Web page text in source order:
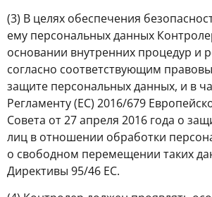
(3) В целях обеспечения
ему персональных данных
основании внутренних процедур и
согласно соответствующим
защите персональных данных, и в
Регламенту (ЕС) 2016/679
Совета от 27 апреля 2016 года о
лиц в отношении обработки
о свободном перемещении таких
Директивы 95/46 ЕС.